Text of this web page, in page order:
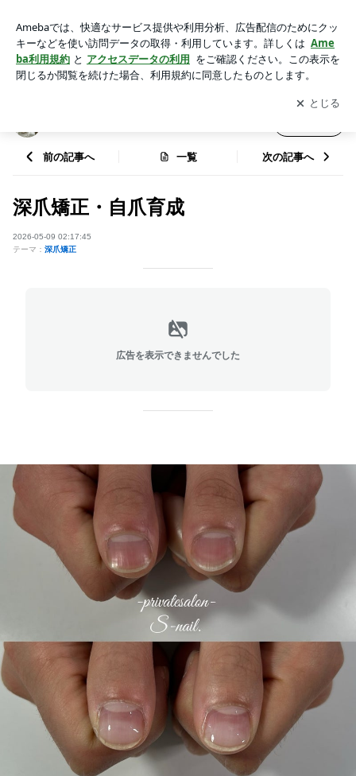
アプリをダウンロードして ブログの更新通知
を受け取りまし
ょう。
開く
前の記事へ 一覧 次の記事へ
深爪矯正・自爪育成
2026-05-09 02:17:45
テーマ： 深爪矯正
広告を表示できませんでした